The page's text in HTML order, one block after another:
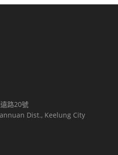
路20號
Dist., Keelung City